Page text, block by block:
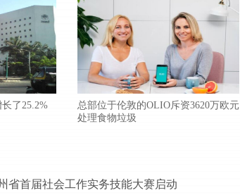
了25.2%
总部位于伦敦的OLIO斥资3620万欧元
处理食物垃圾
省首届社会工作实务技能大赛启动